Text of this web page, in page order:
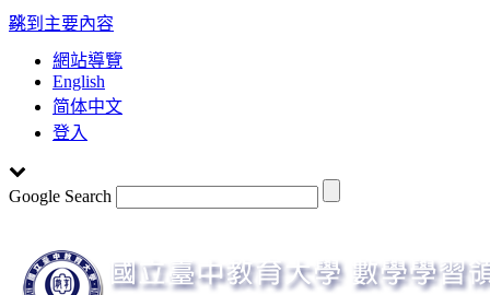
跳到主要內容
:::
網站導覽
English
简体中文
登入
Google Search